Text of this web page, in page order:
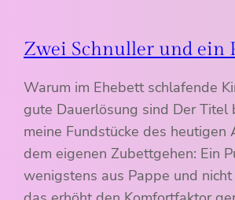
Zwei Schnuller und ein
Warum im Ehebett schlafende
gute Dauerlösung sind Der Titel
meine Fundstücke des heutigen
dem eigenen Zubettgehen: Ein
wenigstens aus Pappe und